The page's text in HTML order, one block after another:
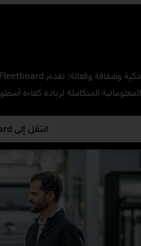
المعلوماتية المتكاملة لزيادة كفاءة
انتقل إلى Fleetboard